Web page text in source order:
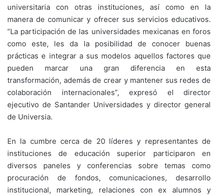
universitaria con otras instituciones, así como en la
manera de comunicar y ofrecer sus servicios educativos.
“La participación de las universidades mexicanas en foros
como este, les da la posibilidad de conocer buenas
prácticas e integrar a sus modelos aquellos factores que
pueden marcar una gran diferencia en esta
transformación, además de crear y mantener sus redes de
colaboración internacionales”, expresó el director
ejecutivo de Santander Universidades y director general
de Universia.
En la cumbre cerca de 20 líderes y representantes de
instituciones de educación superior participaron en
diversos paneles y conferencias sobre temas como
procuración de fondos, comunicaciones, desarrollo
institucional, marketing, relaciones con ex alumnos y